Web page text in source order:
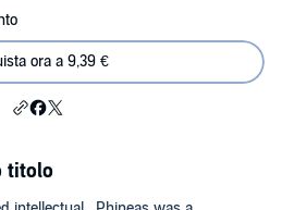
ora a 9,39 €
titolo